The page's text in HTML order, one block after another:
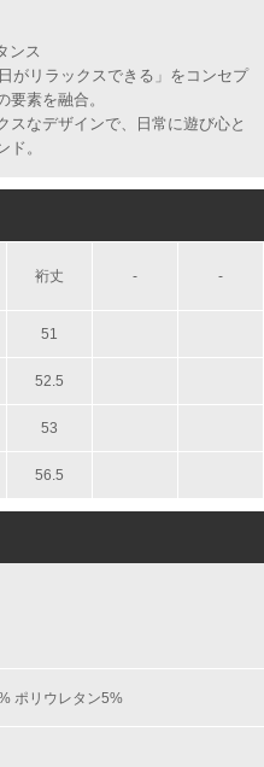
ンス
がリラックスできる」をコンセプ
要素を融合。
スなデザインで、日常に遊び心と
ド。
裄丈 - -
51
52.5
53
56.5
ポリウレタン5%